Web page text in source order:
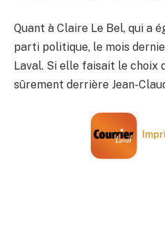
Quant à Claire Le Bel, qui a
parti politique, le mois
Laval. Si elle faisait le choix
sûrement derrière Jean-